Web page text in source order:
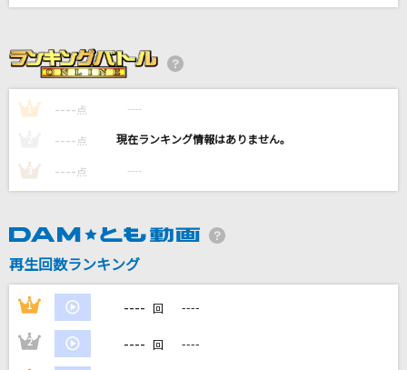
湘南乃風
[生音]CHE.R.RY
ぎゅっと
Sexy Zone
メランコリーキッチン
[生音]水平線
back number
1 ---- 点 ----
---- 点 ----
3 ---- 点 ----
再生回数ランキング
1 ---- 回 ----
2 ---- 回 ----